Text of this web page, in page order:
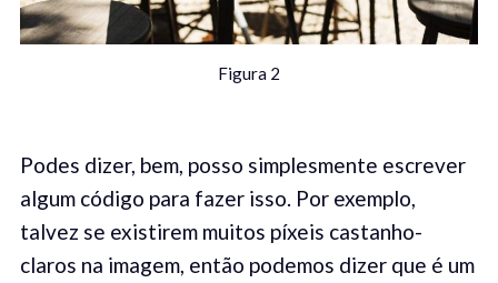
Figura 2
Podes dizer, bem, posso simplesmente escrever
algum código para fazer isso. Por exemplo,
talvez se existirem muitos píxeis castanho-
claros na imagem, então podemos dizer que é um